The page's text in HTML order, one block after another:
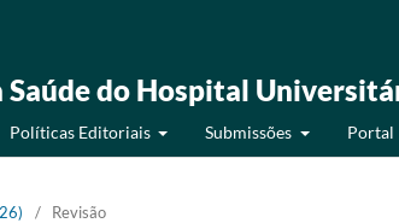
Saúde do Hospital
Políticas Editoriais Submissões Portal
/ Revisão